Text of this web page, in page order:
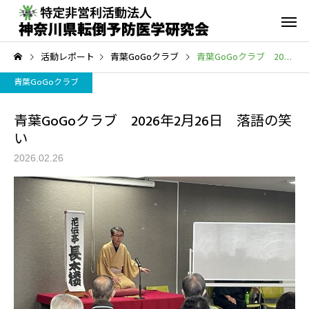
その他の活動
年間活動報告
2023年間活動報告
青葉GoGoクラブ
青葉GoGoクラブ
2月26日 落語の笑い
活動レポート 青葉GoGoクラブ 青葉GoGoクラブ 2026年2月26日 落語の笑い
青葉GoGoクラブ
青葉GoGoクラブ 2026年2月26日 落語の笑
い
2026.02.26